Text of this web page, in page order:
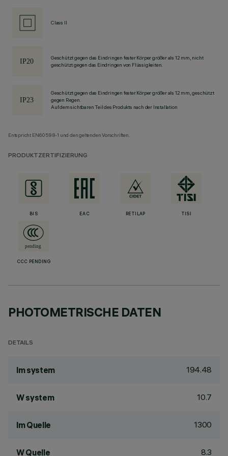
Class II
Geschützt gegen das Eindringen fester Körper größer als 12 mm, nicht
geschützt gegen das Eindringen von Flüssigkeiten.
Geschützt gegen das Eindringen fester Körper größer als 12 mm, geschützt
gegen Regen.
Auf dem sichtbaren Teil des Produkts nach der Installation
Entspricht EN60598-1 und den geltenden Vorschriften.
PRODUKTZERTIFIZIERUNG
BIS EAC RETILAP TISI
CCC PENDING
PHOTOMETRISCHE DATEN
DETAILS
lm system 194.48
W system 10.7
lm Quelle 1300
W Quelle 8.3